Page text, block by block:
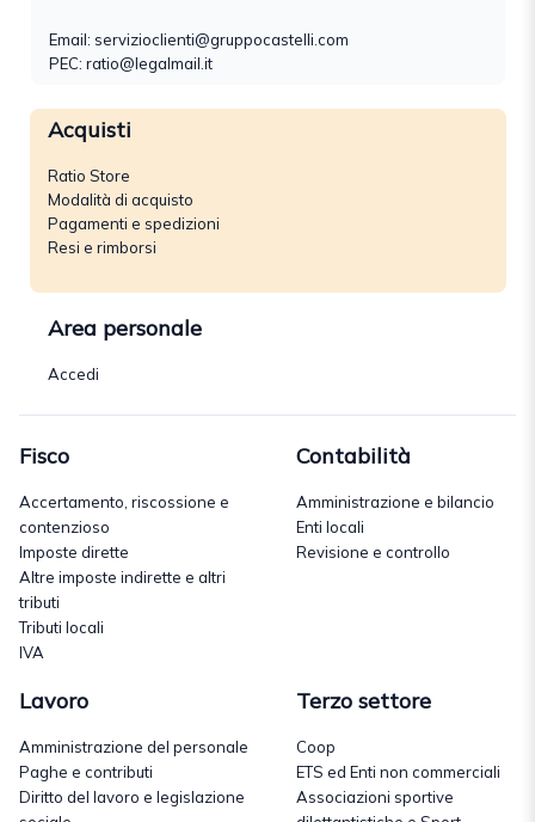
Email: servizioclienti@gruppocastelli.com
PEC: ratio@legalmail.it
Acquisti
Ratio Store
Modalità di acquisto
Pagamenti e spedizioni
Resi e rimborsi
Area personale
Accedi
Fisco
Accertamento, riscossione e
contenzioso
Imposte dirette
Altre imposte indirette e altri
tributi
Tributi locali
IVA
Contabilità
Amministrazione e bilancio
Enti locali
Revisione e controllo
Lavoro
Amministrazione del personale
Paghe e contributi
Diritto del lavoro e legislazione
Terzo settore
Coop
ETS ed Enti non commerciali
Associazioni sportive